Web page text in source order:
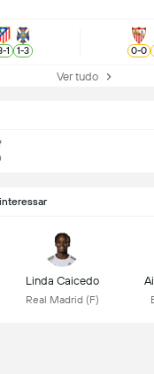
-1 1-3 0-0
Ver tudo
Linda Caicedo
Real Madrid (F)